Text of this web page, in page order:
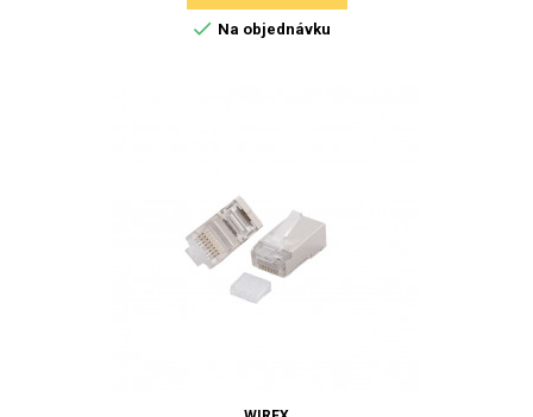
 Na objednávku